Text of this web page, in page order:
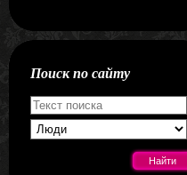
Поиск по сайту